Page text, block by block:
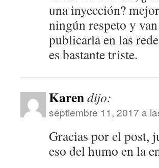
una inyección?
ningún respeto y
publicarla en las
es bastante triste.
Karendijo:
septiembre 11, 2017 a
Gracias por el post,
eso del humo en la